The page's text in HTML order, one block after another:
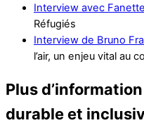
Interview avec
Réfugiés
Interview de Bruno
l’air, un enjeu vital au
Plus
durable et